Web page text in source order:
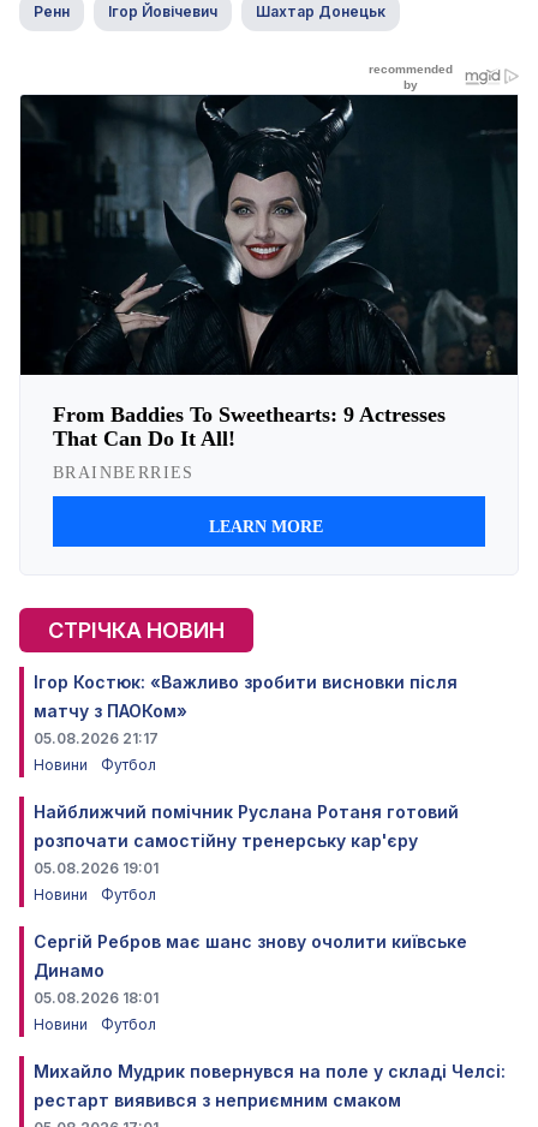
Ренн Ігор Йовічевич Шахтар Донецьк
СТРІЧКА НОВИН
Ігор Костюк: «Важливо зробити висновки після
матчу з ПАОКом»
05.08.2026 21:17
Новини
Футбол
Найближчий помічник Руслана Ротаня готовий
розпочати самостійну тренерську кар'єру
05.08.2026 19:01
Новини
Футбол
Сергій Ребров має шанс знову очолити київське
Динамо
05.08.2026 18:01
Новини
Футбол
Михайло Мудрик повернувся на поле у складі Челсі:
рестарт виявився з неприємним смаком